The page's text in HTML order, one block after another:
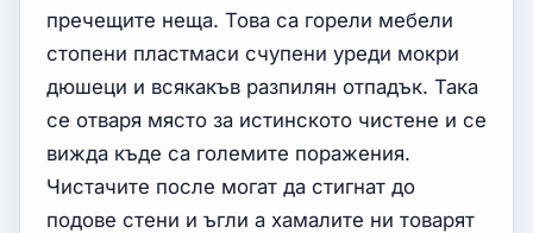
пречещите неща. Това са горели мебели
стопени пластмаси счупени уреди мокри
дюшеци и всякакъв разпилян отпадък. Така
се отваря място за истинското чистене и се
вижда къде са големите поражения.
Чистачите после могат да стигнат до
подове стени и ъгли а хамалите ни товарят